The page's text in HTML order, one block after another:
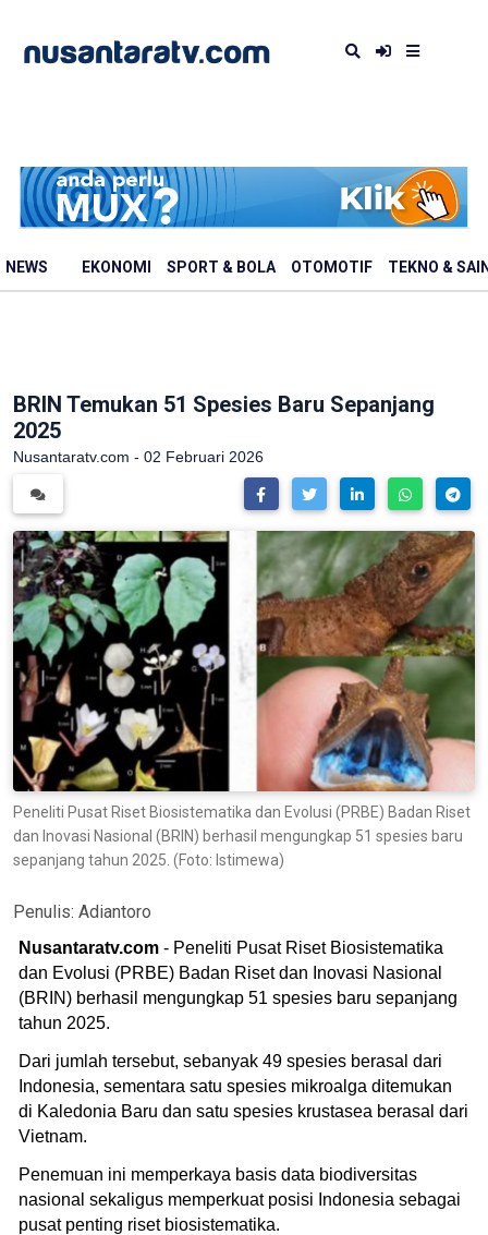
NEWS EKONOMI SPORT & BOLA OTOMOTIF TEKNO &
BRIN Temukan 51 Spesies Baru Sepanjang
2025
Nusantaratv.com - 02 Februari 2026
Peneliti Pusat Riset Biosistematika dan Evolusi (PRBE) Badan Riset
dan Inovasi Nasional (BRIN) berhasil mengungkap 51 spesies baru
sepanjang tahun 2025. (Foto: Istimewa)
Penulis: Adiantoro
Nusantaratv.com - Peneliti Pusat Riset Biosistematika
dan Evolusi (PRBE) Badan Riset dan Inovasi Nasional
(BRIN) berhasil mengungkap 51 spesies baru sepanjang
tahun 2025.
Dari jumlah tersebut, sebanyak 49 spesies berasal dari
Indonesia, sementara satu spesies mikroalga ditemukan
di Kaledonia Baru dan satu spesies krustasea berasal dari
Vietnam.
Penemuan ini memperkaya basis data biodiversitas
nasional sekaligus memperkuat posisi Indonesia sebagai
pusat penting riset biosistematika.